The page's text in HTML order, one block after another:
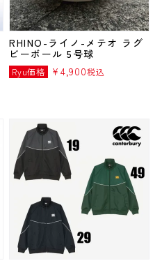
RHINO-ライノ-メテオ ラグ
ビーボール 5号球
Ryu価格 ¥ 4,900税込